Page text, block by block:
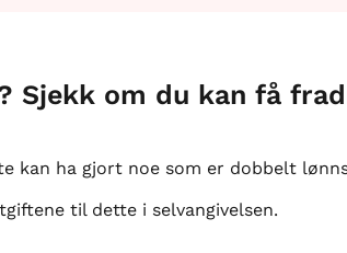
Sjekk om du kan få
kan ha gjort noe som er dobbelt
til dette i selvangivelsen.